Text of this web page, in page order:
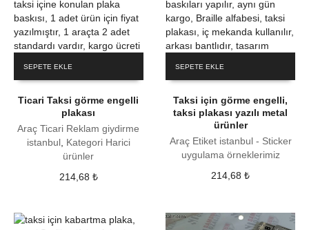
SEPETE EKLE
Ticari Taksi görme engelli
plakası
Araç Ticari Reklam giydirme
istanbul, Kategori Harici
ürünler
214,68 ₺
SEPETE EKLE
Taksi için görme engelli,
taksi plakası yazılı metal
ürünler
Araç Etiket istanbul - Sticker
uygulama örneklerimiz
214,68₺